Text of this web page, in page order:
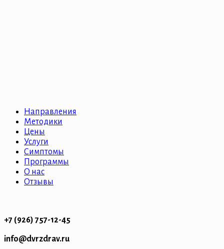
Направления
Методики
Цены
Услуги
Симптомы
Программы
О нас
Отзывы
+7 (926) 757-12-45
info@dvrzdrav.ru